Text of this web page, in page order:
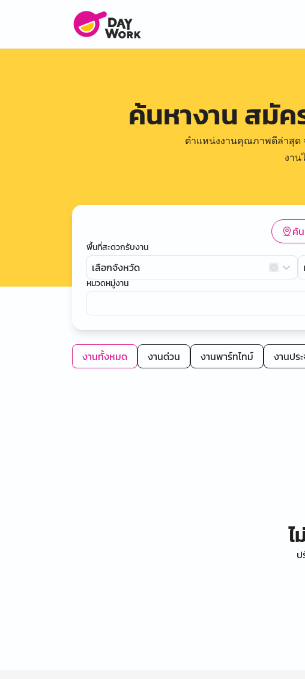
ค้นหางาน สมัค
ตำแหน่งงานคุณภาพดีล่าสุด
งาน
ค้
พื้นที่สะดวกรับงาน
เลือกจังหวัด
หมวดหมู่งาน
งานทั้งหมด งานด่วน งานพาร์ทไทม์ งานปร
ป